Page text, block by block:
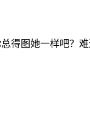
得图她一样吧？